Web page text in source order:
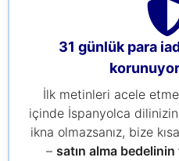
31 günlük para
İlk metinleri acele
içinde İspanyolca dilinizin
ikna olmazsanız, bize
– satın alma bedelinin